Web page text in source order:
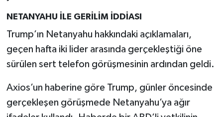
NETANYAHU İLE GERİLİM İDDİASI
Trump’ın Netanyahu hakkındaki açıklamaları,
geçen hafta iki lider arasında gerçekleştiği öne
sürülen sert telefon görüşmesinin ardından geldi.
Axios’un haberine göre Trump, günler öncesinde
gerçekleşen görüşmede Netanyahu’ya ağır